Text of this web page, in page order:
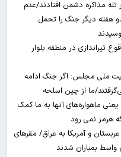
تله مذاکره دشمن افتادند/عدم
هفته دیگر جنگ را تحمل
تیراندازی در منطقه بلوار
ملی مجلس: اگر جنگ ادامه
ما از چین اسلحه
ماهواره‌های آنها به ما کمک
هرمز نمی رود
عربستان و آمریکا به عراق/ مقرهای
واسط بمباران شدند